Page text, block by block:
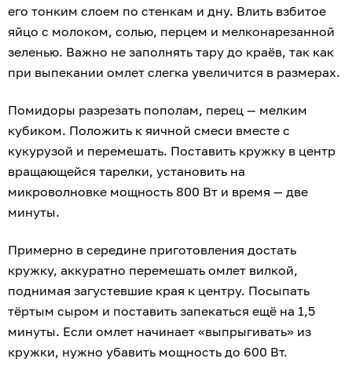
его тонким слоем по стенкам и дну. Влить взбитое
яйцо с молоком, солью, перцем и мелконарезанной
зеленью. Важно не заполнять тару до краёв, так как
при выпекании омлет слегка увеличится в размерах.
Помидоры разрезать пополам, перец — мелким
кубиком. Положить к яичной смеси вместе с
кукурузой и перемешать. Поставить кружку в центр
вращающейся тарелки, установить на
микроволновке мощность 800 Вт и время — две
минуты.
Примерно в середине приготовления достать
кружку, аккуратно перемешать омлет вилкой,
поднимая загустевшие края к центру. Посыпать
тёртым сыром и поставить запекаться ещё на 1,5
минуты. Если омлет начинает «выпрыгивать» из
кружки, нужно убавить мощность до 600 Вт.